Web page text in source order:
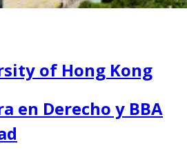
of Hong Kong
en Derecho y BBA